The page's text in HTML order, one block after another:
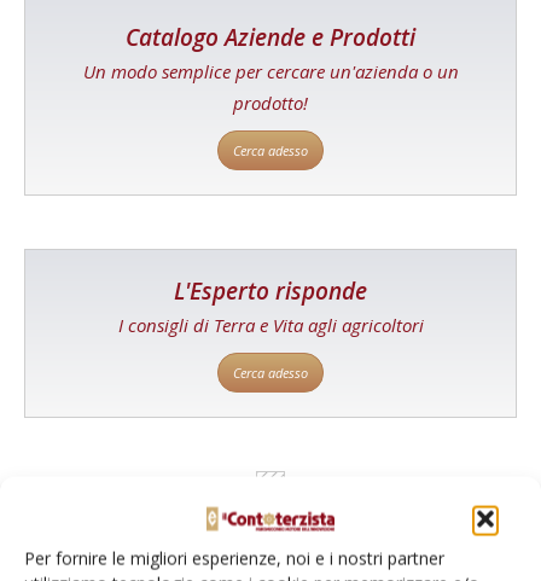
Per fornire le migliori esperienze, noi e i nostri partner
Catalogo Aziende e Prodotti
Un modo semplice per cercare un'azienda o un
prodotto!
Cerca adesso
L'Esperto risponde
I consigli di Terra e Vita agli agricoltori
Cerca adesso